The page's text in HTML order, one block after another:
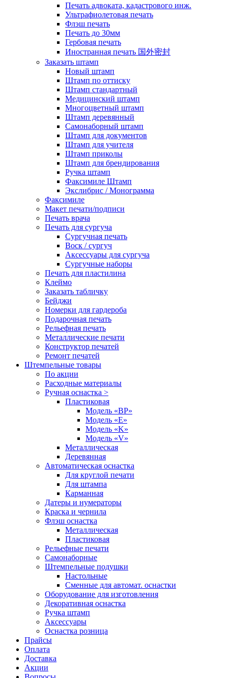
Печать адвоката, кадастрового инж.
Ультрафиолетовая печать
Флэш печать
Печать до 30мм
Гербовая печать
Иностранная печать 国外密封
Заказать штамп
Новый штамп
Штамп по оттиску
Штамп стандартный
Медицинский штамп
Многоцветный штамп
Штамп деревянный
Самонаборный штамп
Штамп для документов
Штамп для учителя
Штамп приколы
Штамп для брендирования
Ручка штамп
Факсимиле Штамп
Экслибрис / Монограмма
Факсимиле
Макет печати/подписи
Печать врача
Печать для сургуча
Сургучная печать
Воск / сургуч
Аксессуары для сургуча
Сургучные наборы
Печать для пластилина
Клеймо
Заказать табличку
Бейджи
Номерки для гардероба
Подарочная печать
Рельефная печать
Металлические печати
Конструктор печатей
Ремонт печатей
Штемпельные товары
По акции
Расходные материалы
Ручная оснастка >
Пластиковая
Модель «BP»
Модель «E»
Модель «K»
Модель «V»
Металлическая
Деревянная
Автоматическая оснастка
Для круглой печати
Для штампа
Карманная
Датеры и нумераторы
Краска и чернила
Флэш оснастка
Металлическая
Пластиковая
Рельефные печати
Самонаборные
Штемпельные подушки
Настольные
Сменные для автомат. оснастки
Оборудование для изготовления
Декоративная оснастка
Ручка штамп
Аксессуары
Оснастка розница
Прайсы
Оплата
Доставка
Акции